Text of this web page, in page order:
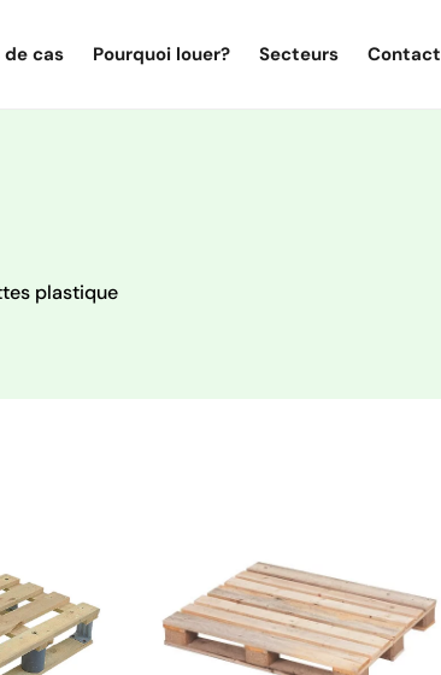
de cas Pourquoi louer? Secteurs Contact
plastique